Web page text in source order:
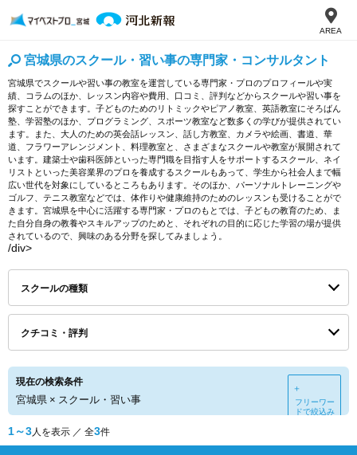
AREA
宮城県のスクール・習い事の専門家・コンサルタント
宮城県でスクールや習い事の教室を運営している専門家・プロのプロフィールや実
績、コラムのほか、レッスン内容や費用、口コミ、評判などからスクールや習い事を
探すことができます。子どものためのリトミックやピアノ教室、英語教室にそろばん
塾、学習塾のほか、プログラミング、スポーツ教室など数多くの学びが提供されてい
ます。また、大人のための英会話レッスン、話し方教室、カメラや絵画、書道、華
道、フラワーアレンジメント、料理教室と、さまざまなスクールや教室が展開されて
います。建築士や歯科医師といった専門職を目指す人をサポートするスクール、ネイ
リストといった美容業界のプロを養成するスクールもあって、学生から社会人まで幅
広い世代を対象にしているところもあります。そのほか、パーソナルトレーニングや
ゴルフ、テニス教室などでは、体作りや健康維持のためのレッスンも受けることがで
きます。宮城県を中心に活躍する専門家・プロのもとでは、子どもの教育のため、ま
た自分自身の教養やスキルアップのためと、それぞれの目的に応じた学習の場が提供
されているので、興味のある分野を探してみましょう。
/div>
スクールの種類
クチコミ・評判
現在の検索条件
宮城県 × スクール・習い事
＋
フリーワー
ドで絞込み
1～3人を表示 ／ 全3件